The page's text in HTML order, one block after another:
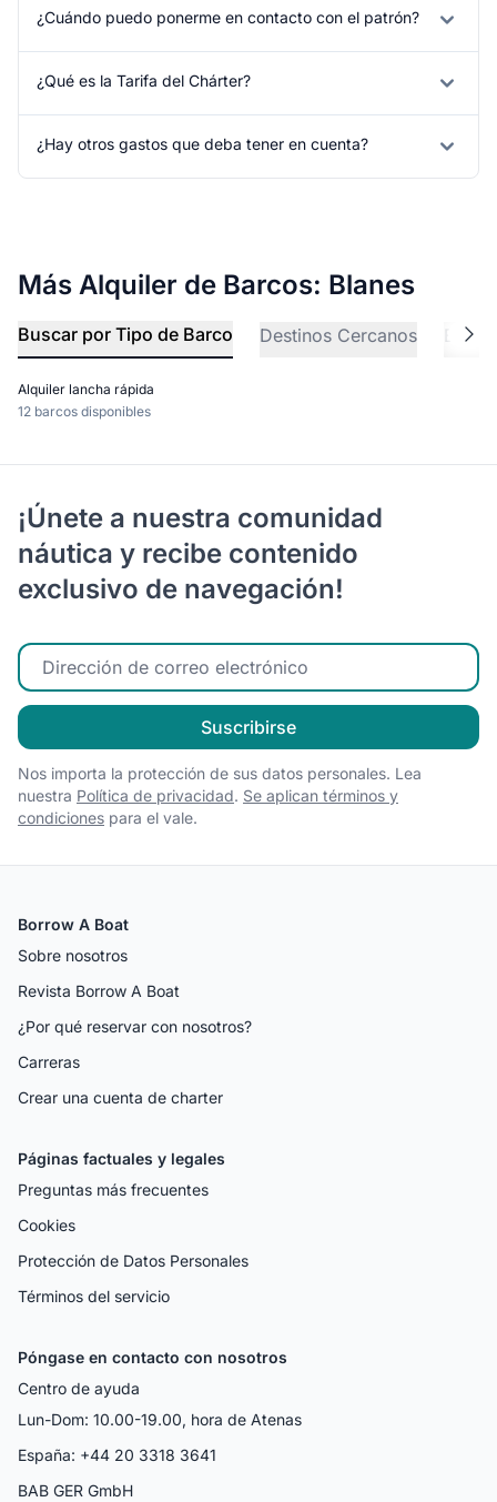
¿Cuándo puedo ponerme en contacto con el patrón?
¿Qué es la Tarifa del Chárter?
¿Hay otros gastos que deba tener en cuenta?
Más Alquiler de Barcos: Blanes
Buscar por Tipo de Barco Destinos Cercanos
Alquiler lancha rápida
12 barcos disponibles
¡Únete a nuestra comunidad
náutica y recibe contenido
exclusivo de navegación!
Ingrese su correo electrónico
Suscribirse
Nos importa la protección de sus datos personales. Lea
nuestra Política de privacidad. Se aplican términos y
condiciones para el vale.
Borrow A Boat
Sobre nosotros
Revista Borrow A Boat
¿Por qué reservar con nosotros?
Carreras
Crear una cuenta de charter
Páginas factuales y legales
Preguntas más frecuentes
Cookies
Protección de Datos Personales
Términos del servicio
Póngase en contacto con nosotros
Centro de ayuda
Lun-Dom: 10.00-19.00, hora de Atenas
España: +44 20 3318 3641
BAB GER GmbH